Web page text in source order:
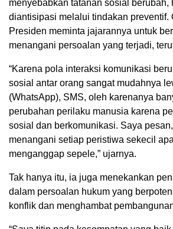
menyebabkan tatanan sosial berubah,
diantisipasi melalui tindakan preventif.
Presiden meminta jajarannya untuk
menangani persoalan yang terjadi,
“Karena pola interaksi komunikasi
sosial antar orang sangat mudahnya
(WhatsApp), SMS, oleh karenanya
perubahan perilaku manusia karena
sosial dan berkomunikasi. Saya
menangani setiap peristiwa sekecil
menganggap sepele,” ujarnya.
Tak hanya itu, ia juga menekankan
dalam persoalan hukum yang
konflik dan menghambat